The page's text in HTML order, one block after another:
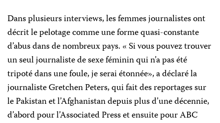
Dans plusieurs interviews, les femmes journalistes ont
décrit le pelotage comme une forme quasi-constante
d’abus dans de nombreux pays. « Si vous pouvez trouver
un seul journaliste de sexe féminin qui n’a pas été
tripoté dans une foule, je serai étonnée», a déclaré la
journaliste Gretchen Peters, qui fait des reportages sur
le Pakistan et l’Afghanistan depuis plus d’une décennie,
d’abord pour l’Associated Press et ensuite pour ABC